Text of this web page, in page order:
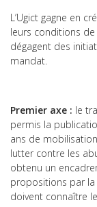
L’Ugict gagne en
leurs conditions
dégagent des
mandat.
Premier axe : le
permis la
ans de
lutter contre les
obtenu un
propositions par la
doivent connaître